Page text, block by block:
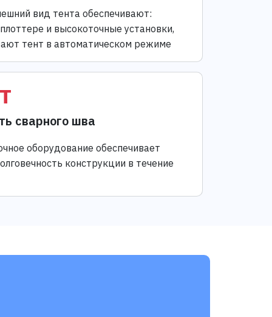
вид тента обеспечивают:
и высокоточные установки,
тент в автоматическом режиме
сварного шва
оборудование обеспечивает
конструкции в течение